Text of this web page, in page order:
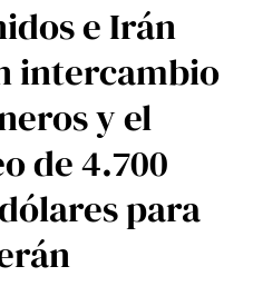
e Irán
intercambio
y el
de 4.700
para